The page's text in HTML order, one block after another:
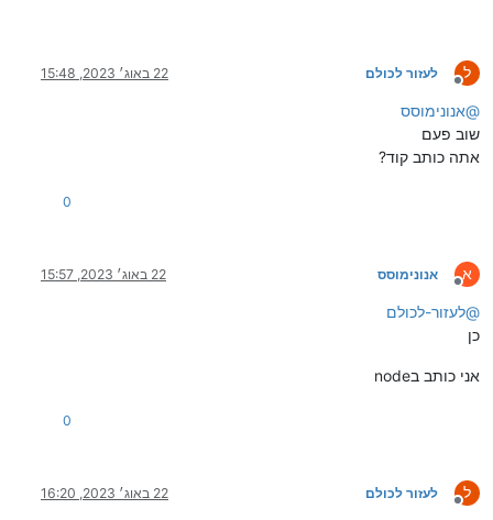
ל
מנותק
לעזור לכולם 22 באוג׳ 2023, 15:48
@אנונימוסס
שוב פעם
אתה כותב קוד?
0
א
מנותק
אנונימוסס 22 באוג׳ 2023, 15:57
@לעזור-לכולם
כן
אני כותב בnode
0
ל
מנותק
לעזור לכולם 22 באוג׳ 2023, 16:20